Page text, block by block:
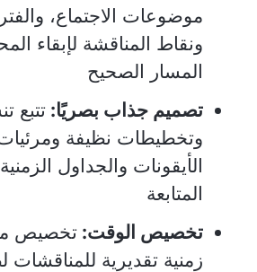
موضوعات الاجتماع،
ونقاط المناقشة لإبقاء
المسار الصحيح
تصميم جذاب بصريًا: تتبع
وتخطيطات نظيفة
الأيقونات والجداول
المتابعة
تخصيص الوقت: تخصيص
زمنية تقديرية